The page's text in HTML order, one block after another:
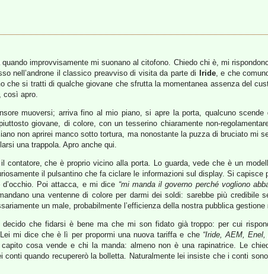
quando improvvisamente mi suonano al citofono. Chiedo chi è, mi
nell’androne il classico preavviso di visita da parte di
Iride, e che
che si tratti di qualche giovane che sfrutta la momentanea assenza del
così apro.
muoversi; arriva fino al mio piano, si apre la porta, qualcuno
giovane, di colore, con un tesserino chiaramente non-
non aprirei manco sotto tortura, ma nonostante la puzza di bruciato mi
una trappola. Apro anche qui.
contatore, che è proprio vicino alla porta. Lo guarda, vede che è un
il pulsantino che fa ciclare le informazioni sul display. Si capisce
Poi attacca, e mi dice “mi manda il governo perché vogliono
una ventenne di colore per darmi dei soldi: sarebbe più credibile
un male, probabilmente l’efficienza della nostra pubblica gestione
che fidarsi è bene ma che mi son fidato già troppo: per cui
mi dice che è lì per propormi una nuova tariffa e che “Iride, AEM,
capito cosa vende e chi la manda: almeno non è una rapinatrice. Le
conti quando recupererò la bolletta. Naturalmente lei insiste che i conti